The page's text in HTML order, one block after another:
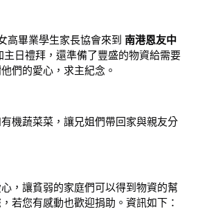
高畢業學生家長協會來到 南港恩友中
主日禮拜，還準備了豐盛的物資給需要
們的愛心，求主紀念。
機蔬菜菜，讓兄姐們帶回家與親友分
，讓貧弱的家庭們可以得到物資的幫
若您有感動也歡迎捐助。資訊如下：